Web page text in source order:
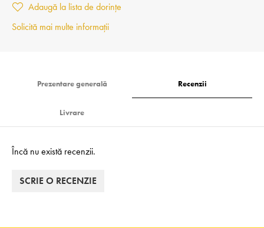
Adaugă la lista de dorințe
Solicită mai multe informații
Prezentare generală Recenzii
Livrare
Încă nu există recenzii.
SCRIE O RECENZIE